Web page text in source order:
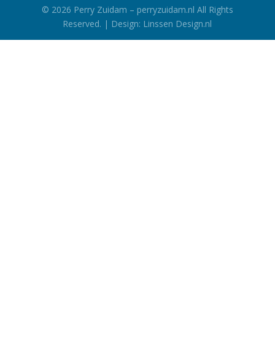
© 2026 Perry Zuidam – perryzuidam.nl All Rights
Reserved. | Design: Linssen Design.nl